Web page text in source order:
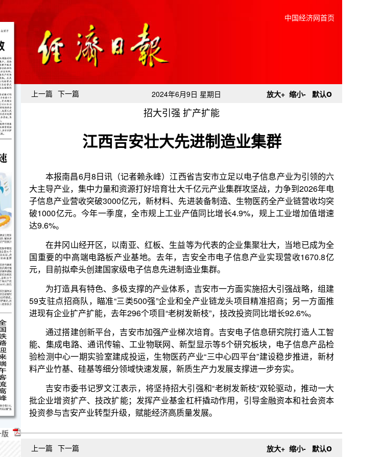
中国经济网首页
上一篇 下一篇 2024年6月9日 星期日 放大+ 缩小- 默认o
招大引强 扩产扩能
江西吉安壮大先进制造业集群
本报南昌6月8日讯（记者赖永峰）江西省吉安市立足以电子信息产业为引领的六
产业，集中力量和资源打好培育壮大千亿元产业集群攻坚战，力争到2026年电
产业营收突破3000亿元，新材料、先进装备制造、生物医药全产业链营收均突
亿元。今年一季度，全市规上工业产值同比增长4.9%，规上工业增加值增速
。
在井冈山经开区，以南亚、红板、生益等为代表的企业集聚壮大，当地已成为全
的中高端电路板产业基地。去年，吉安全市电子信息产业实现营收1670.8亿
前拟牵头创建国家级电子信息先进制造业集群。
为打造具有特色、多极支撑的产业体系，吉安市一方面实施招大引强战略，组建
点招商队，瞄准“三类500强”企业和全产业链龙头项目精准招商；另一方面推
企业扩产扩能，去年296个项目“老树发新枝”，技改投资同比增长92.6%。
通过搭建创新平台，吉安市加强产业梯次培育。吉安电子信息研究院打造人工智
成电路、通讯传输、工业物联网、新型显示等5个研究板块，电子信息产品检
中心一期实验室建成投运，生物医药产业“三中心四平台”建设稳步推进，新材
竹基、硅基等细分领域快速发展，新质生产力发展支撑进一步夯实。
吉安市委书记罗文江表示，将坚持招大引强和“老树发新枝”双轮驱动，推动一大
增资扩产、技改扩能；发挥产业基金杠杆撬动作用，引导金融资本和社会资本
与吉安产业转型升级，赋能经济高质量发展。
上一篇 下一篇 放大+ 缩小- 默认o